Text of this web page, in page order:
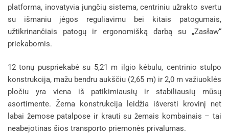
platforma, inovatyvia jungčių sistema, centriniu užrakto svertu
su išmaniu jėgos reguliavimu bei kitais patogumais,
užtikrinančiais patogų ir ergonomišką darbą su „Zasław“
priekabomis.
12 tonų puspriekabė su 5,21 m ilgio kėbulu, centrinio stulpo
konstrukcija, mažu bendru aukščiu (2,65 m) ir 2,0 m važiuoklės
pločiu yra viena iš patikimiausių ir stabiliausių mūsų
asortimente. Žema konstrukcija leidžia išversti krovinį net
labai žemose patalpose ir krauti su žemais kombainais – tai
neabejotinas šios transporto priemonės privalumas.